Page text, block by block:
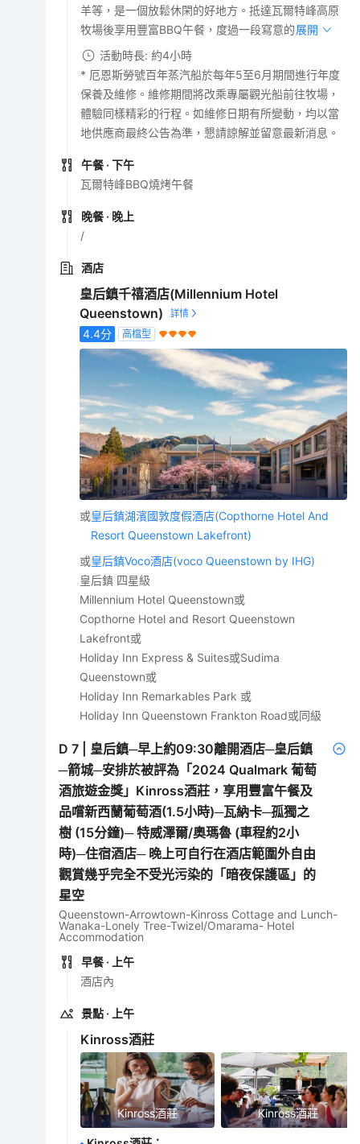
羊等，是一個放鬆休閑的好地方。抵達瓦爾特峰高原
牧場後享用豐富BBQ午餐，度過一段寫意的時光。
展開
活動時長: 約4小時
* 厄恩斯勞號百年蒸汽船於每年5至6月期間進行年度
保養及維修。維修期間將改乘專屬觀光船前往牧場，
體驗同樣精彩的行程。如維修日期有所變動，均以當
地供應商最終公告為準，懇請諒解並留意最新消息。
午餐 · 下午
瓦爾特峰BBQ燒烤午餐
晚餐 · 晚上
/
酒店
皇后鎮千禧酒店(Millennium Hotel
Queenstown)
4.4分 高檔型
或皇后鎮湖濱國敦度假酒店(Copthorne Hotel And
Resort Queenstown Lakefront)
或皇后鎮Voco酒店(voco Queenstown by IHG)
皇后鎮 四星級
Millennium Hotel Queenstown或
Copthorne Hotel and Resort Queenstown
Lakefront或
Holiday Inn Express & Suites或Sudima
Queenstown或
Holiday Inn Remarkables Park 或
Holiday Inn Queenstown Frankton Road或同級
D7
皇后鎮─早上約09:30離開酒店─皇后鎮
─箭城─安排於被評為「2024 Qualmark 葡萄
酒旅遊金獎」Kinross酒莊，享用豐富午餐及
品嚐新西蘭葡萄酒(1.5小時)─瓦納卡─孤獨之
樹 (15分鐘)─ 特威澤爾/奧瑪魯 (車程約2小
時)─住宿酒店─ 晚上可自行在酒店範圍外自由
觀賞幾乎完全不受光污染的「暗夜保護區」的
星空
Queenstown-Arrowtown-Kinross Cottage and Lunch-
Wanaka-Lonely Tree-Twizel/Omarama- Hotel
Accommodation
早餐 · 上午
酒店內
景點 · 上午
Kinross酒莊
Kinross酒莊 Kinross酒莊